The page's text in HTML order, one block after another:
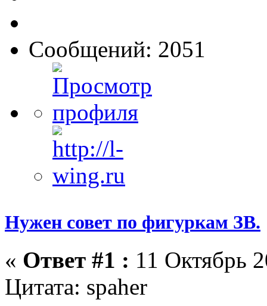
Сообщений: 2051
Нужен совет по фигуркам ЗВ.
« Ответ #1 : 11 Октябрь
Цитата: spaher